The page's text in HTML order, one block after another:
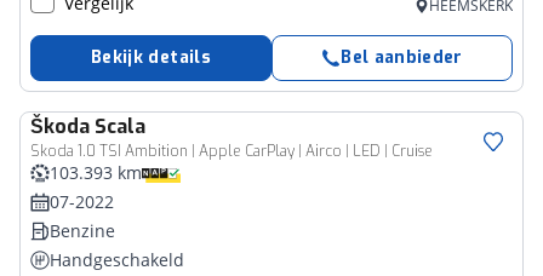
HEEMSKERK
Bekijk details Bel aanbieder
Škoda Scala
Skoda 1.0 TSI Ambition | Apple CarPlay | Airco | LED | Cruise
103.393 km
07-2022
Benzine
Handgeschakeld